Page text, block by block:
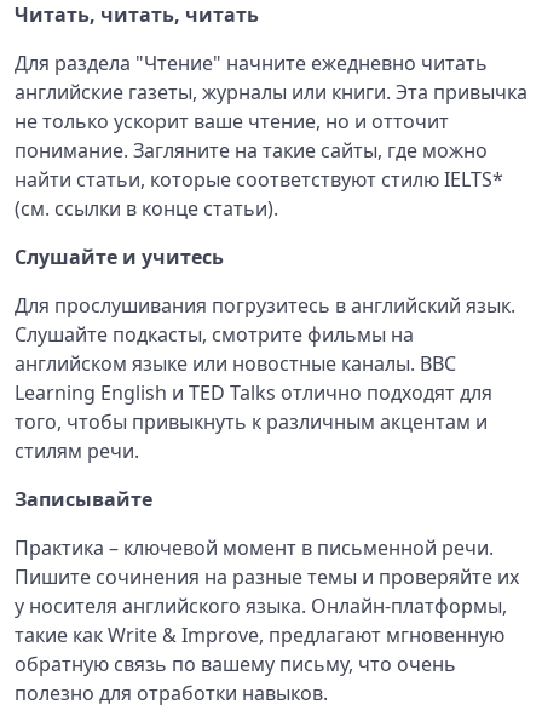
Читать, читать, читать
Для раздела "Чтение" начните ежедневно читать
английские газеты, журналы или книги. Эта привычка
не только ускорит ваше чтение, но и отточит
понимание. Загляните на такие сайты, где можно
найти статьи, которые соответствуют стилю IELTS*
(см. ссылки в конце статьи).
Слушайте и учитесь
Для прослушивания погрузитесь в английский язык.
Слушайте подкасты, смотрите фильмы на
английском языке или новостные каналы. BBC
Learning English и TED Talks отлично подходят для
того, чтобы привыкнуть к различным акцентам и
стилям речи.
Записывайте
Практика – ключевой момент в письменной речи.
Пишите сочинения на разные темы и проверяйте их
у носителя английского языка. Онлайн-платформы,
такие как Write & Improve, предлагают мгновенную
обратную связь по вашему письму, что очень
полезно для отработки навыков.